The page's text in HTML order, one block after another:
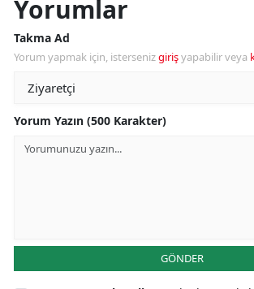
Yorumlar
Takma Ad
Yorum yapmak için, istersenizgirişyapabilir veya
Yorum Yazın (500 Karakter)
GÖNDER